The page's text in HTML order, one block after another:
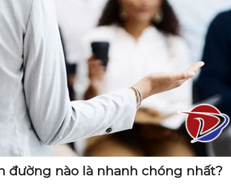
đường nào là nhanh chóng nhất?